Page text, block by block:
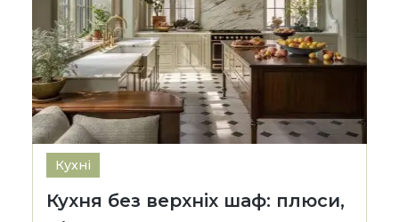
Кухні
Кухня без верхніх шаф: плюси,